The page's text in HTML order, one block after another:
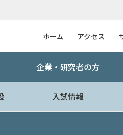
ホーム アクセス
企業・研究者の方
入試情報